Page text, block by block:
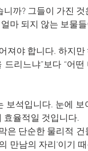
까? 그들이 가진 것
마 되지 않는 보물
져야 합니다. 하지만
리느냐”보다 “어떤
보석입니다. 눈에 보
효율적일 것입니다.
은 단순한 물리적 건
만남의 자리'이기 때